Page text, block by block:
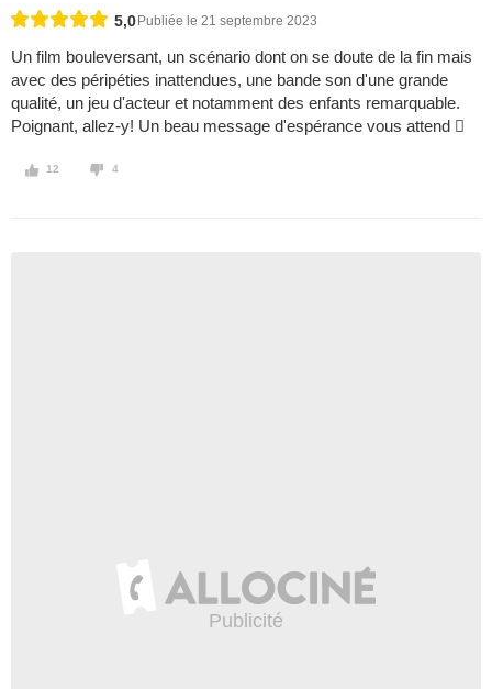
5,0 Publiée le 21 septembre 2023
Un film bouleversant, un scénario dont on se doute de la fin mais
avec des péripéties inattendues, une bande son d'une grande
qualité, un jeu d'acteur et notamment des enfants remarquable.
Poignant, allez-y! Un beau message d'espérance vous attend 
12 4